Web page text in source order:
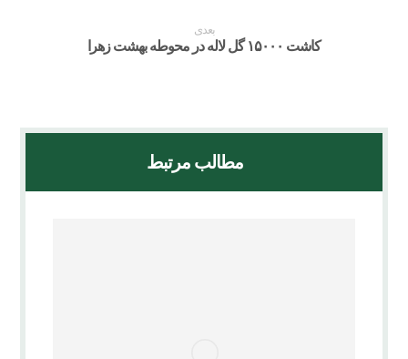
بعدی
کاشت ۱۵۰۰۰ گل لاله در محوطه بهشت زهرا
مطالب مرتبط